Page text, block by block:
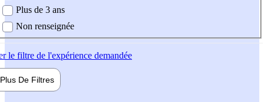
Plus de 3 ans
Non renseignée
le filtre de l'expérience demandée
Plus De Filtres